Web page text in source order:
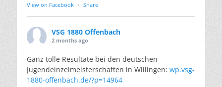
View on Facebook · Share
VSG 1880 Offenbach
2 months ago
Ganz tolle Resultate bei den deutschen
Jugendeinzelmeisterschaften in Willingen: wp.vsg-
1880-offenbach.de/?p=14964